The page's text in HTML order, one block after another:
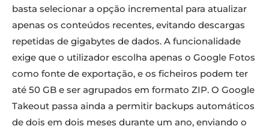
basta selecionar a opção incremental para atualizar
apenas os conteúdos recentes, evitando descargas
repetidas de gigabytes de dados. A funcionalidade
exige que o utilizador escolha apenas o Google Fotos
como fonte de exportação, e os ficheiros podem ter
até 50 GB e ser agrupados em formato ZIP. O Google
Takeout passa ainda a permitir backups automáticos
de dois em dois meses durante um ano, enviando o